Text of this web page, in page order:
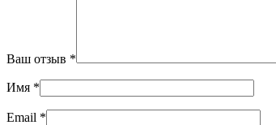
Ваш отзыв *
Имя *
Email *